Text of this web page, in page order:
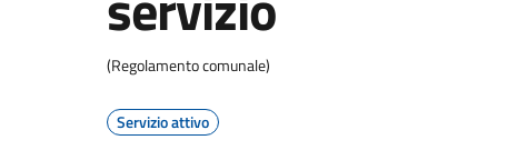
(Regolamento comunale)
Servizio attivo